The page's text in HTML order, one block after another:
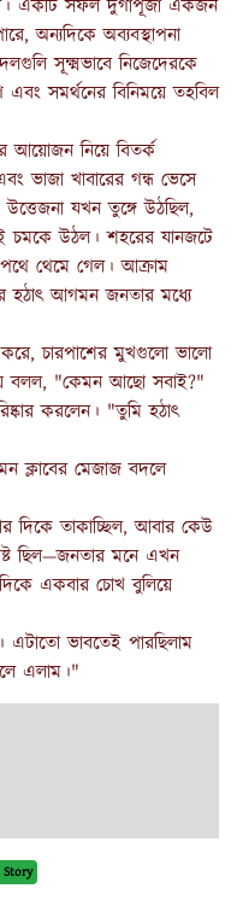
একটি সফল দুর্গাপূজা একজন
অন্যদিকে অব্যবস্থাপনা
সূক্ষ্মভাবে নিজেদেরকে
সমর্থনের বিনিময়ে তহবিল
আয়োজন নিয়ে বিতর্ক
ভাজা খাবারের গন্ধ ভেসে
যখন তুঙ্গে উঠছিল,
চমকে উঠল। শহরের যানজটে
থেমে গেল। আক্রাম
হঠাৎ আগমন জনতার মধ্যে
চারপাশের মুখগুলো ভালো
বলল, "কেমন আছো সবাই?"
করলেন। "তুমি হঠাৎ
মেজাজ বদলে
দিকে তাকাচ্ছিল, আবার কেউ
ছিল—জনতার মনে এখন
একবার চোখ বুলিয়ে
ভাবতেই পারছিলাম
এলাম।"